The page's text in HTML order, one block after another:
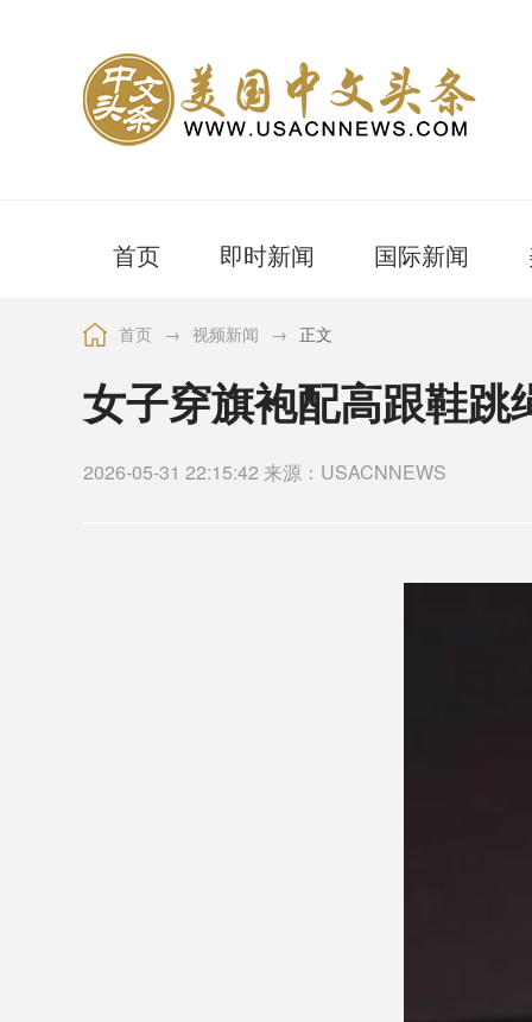
首页 即时新闻 国际新闻
首页 → 视频新闻 → 正文
女子穿旗袍配高跟鞋
2026-05-31 22:15:42 来源：USACNNEWS